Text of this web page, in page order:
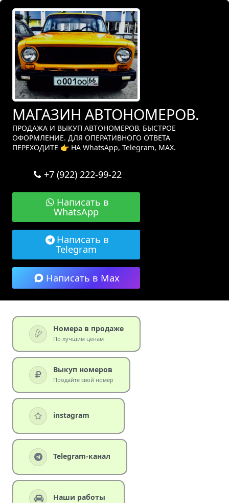
МАГАЗИН АВТОНОМЕРОВ.
ПРОДАЖА И ВЫКУП АВТОНОМЕРОВ. БЫСТРОЕ
ОФОРМЛЕНИЕ. ДЛЯ ОПЕРАТИВНОГО ОТВЕТА
ПЕРЕХОДИТЕ 👉 НА WhatsApp, Telegram, МАХ.
+7 (922) 222-99-22
Написать в
WhatsApp
Написать в
Telegram
Написать в Max
Номера в продаже
По лучшим ценам
Выкуп номеров
Продайте свой номер
instagram
Telegram-канал
Наши работы